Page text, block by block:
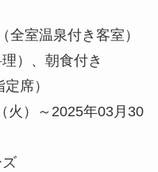
全室温泉付き客室）
）、朝食付き
席）
火）～2025年03月30